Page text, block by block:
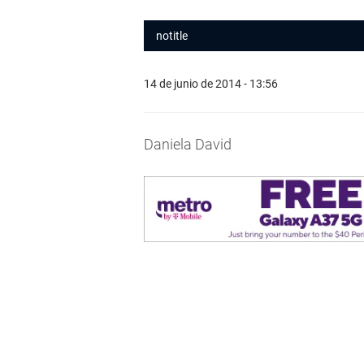
notitle
14 de junio de 2014 - 13:56
Daniela David